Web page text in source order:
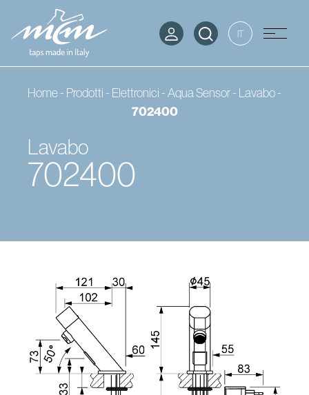
IT
Lavabo
702400
Home- Prodotti- Elettronici - Aqua Sensor- Lavabo-
702400